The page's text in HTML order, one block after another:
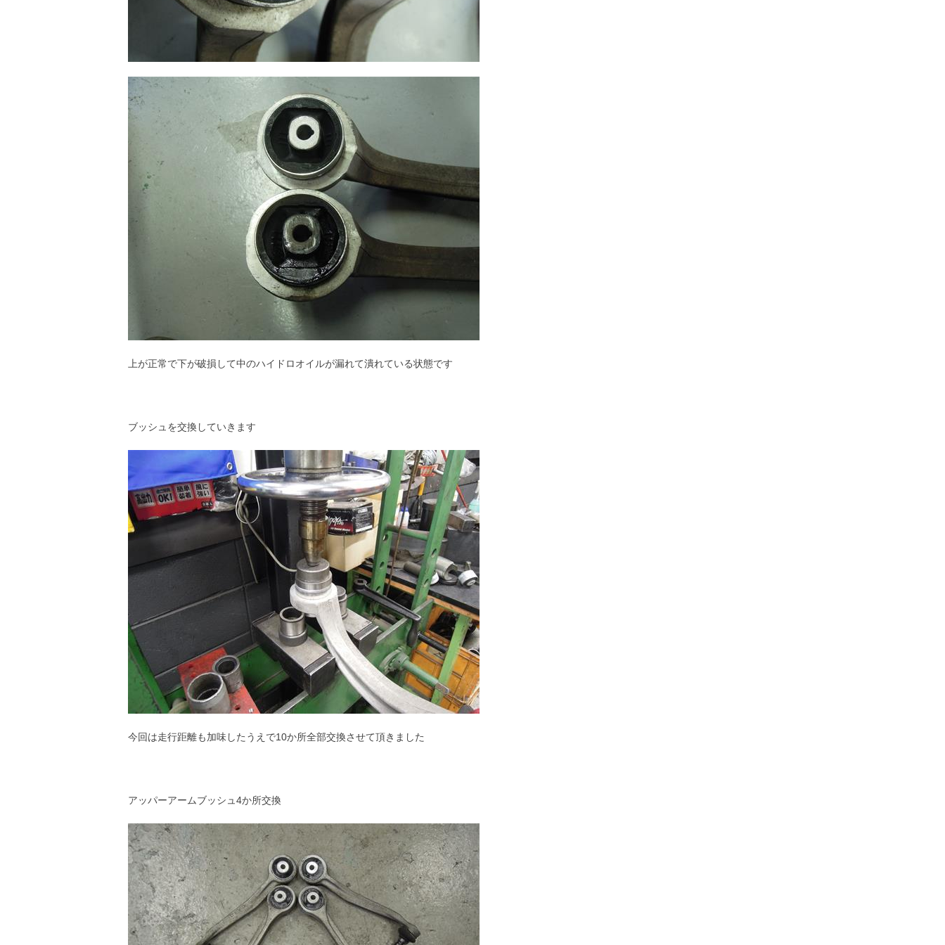
上が正常で下が破損して中のハイドロオイルが漏れて潰れている状態です
ブッシュを交換していきます
今回は走行距離も加味したうえで10か所全部交換させて頂きました
アッパーアームブッシュ4か所交換